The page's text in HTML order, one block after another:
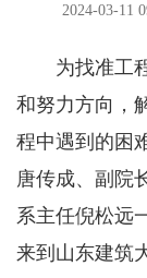
2024-03-11
为找准工程
和努力方向，
程中遇到的困
唐传成、副院
系主任倪松远
来到山东建筑